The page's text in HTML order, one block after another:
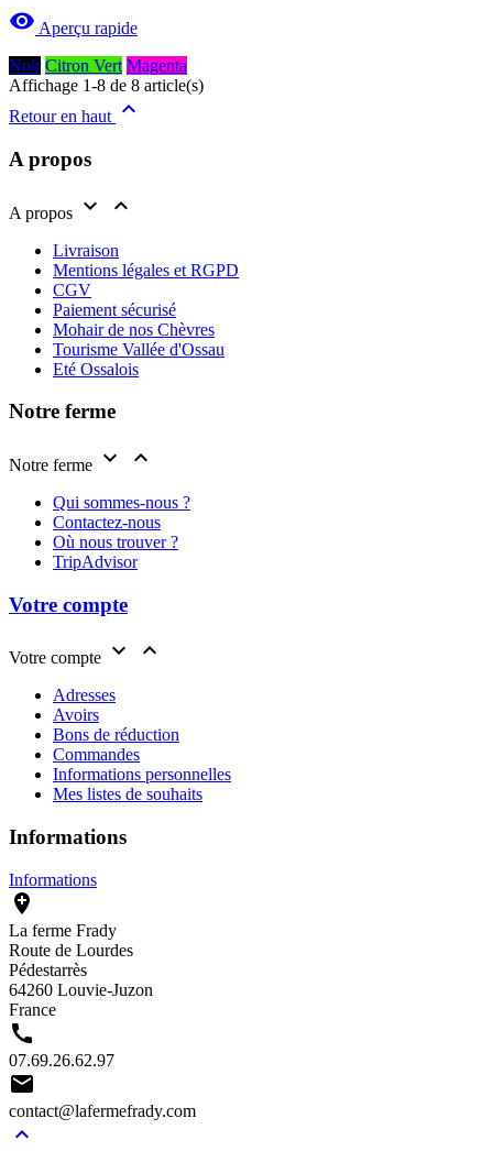
 Aperçu rapide
Noir Citron Vert Magenta
Affichage 1-8 de 8 article(s)
Retour en haut 
A propos
A propos  
Livraison
Mentions légales et RGPD
CGV
Paiement sécurisé
Mohair de nos Chèvres
Tourisme Vallée d'Ossau
Eté Ossalois
Notre ferme
Notre ferme  
Qui sommes-nous ?
Contactez-nous
Où nous trouver ?
TripAdvisor
Votre compte
Votre compte  
Adresses
Avoirs
Bons de réduction
Commandes
Informations personnelles
Mes listes de souhaits
Informations
Informations

La ferme Frady
Route de Lourdes
Pédestarrès
64260 Louvie-Juzon
France

07.69.26.62.97

contact@lafermefrady.com
